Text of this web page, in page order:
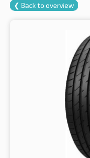
❮ Back to overview